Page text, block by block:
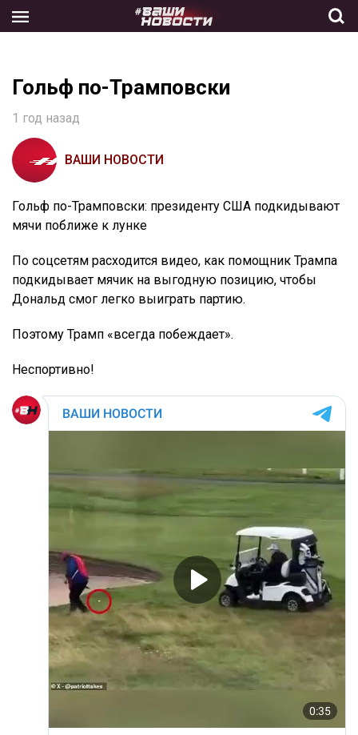
the
Гольф по-Трамповски
1 год назад
ВАШИ НОВОСТИ
Гольф по-Трамповски: президенту США подкидывают
мячи поближе к лунке
По соцсетям расходится видео, как помощник Трампа
подкидывает мячик на выгодную позицию, чтобы
Дональд смог легко выиграть партию.
Поэтому Трамп «всегда побеждает».
Неспортивно!